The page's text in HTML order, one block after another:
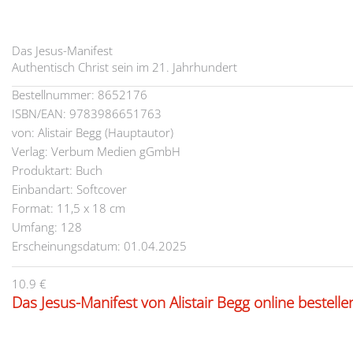
Das Jesus-Manifest
Authentisch Christ sein im 21. Jahrhundert
Bestellnummer: 8652176
ISBN/EAN: 9783986651763
von: Alistair Begg (Hauptautor)
Verlag: Verbum Medien gGmbH
Produktart: Buch
Einbandart: Softcover
Format: 11,5 x 18 cm
Umfang: 128
Erscheinungsdatum: 01.04.2025
10.9 €
Das Jesus-Manifest von Alistair Begg online